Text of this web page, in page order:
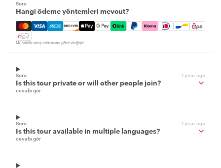
Soru
Hangi ödeme yöntemleri mevcut?
Mastercard, Visa, Amex, Discover, Apple Pay, Google
Müsaitlik varış noktasına göre değişir
Soru 1 year ago
Is this tour private or will other people join?
cevabı gör
Soru 1 year ago
Is this tour available in multiple languages?
cevabı gör